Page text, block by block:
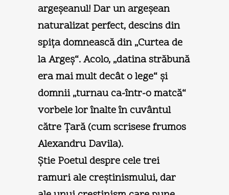
argeşeanul! Dar un argeşean
naturalizat perfect, descins din
spiţa domnească din „Curtea de
la Argeş“. Acolo, „datina străbună
era mai mult decât o lege“ şi
domnii „turnau ca-într-o matcă“
vorbele lor înalte în cuvântul
către Ţară (cum scrisese frumos
Alexandru Davila).
Ştie Poetul despre cele trei
ramuri ale creştinismului, dar